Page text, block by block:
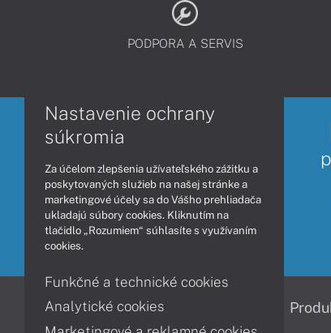
PODPORA A SERVIS
Informácie
Nastavenie ochrany
súkromia
Za účelom zlepšenia užívateľského zážitku a
poskytovaných služieb na našej stránke a
marketingové účely sa do Vášho prehliadača
ukladajú súbory cookies. Kliknutím na
tlačidlo „Rozumiem“ súhlasíte s využívaním
cookies.
Funkčné a technické cookies
Analytické cookies